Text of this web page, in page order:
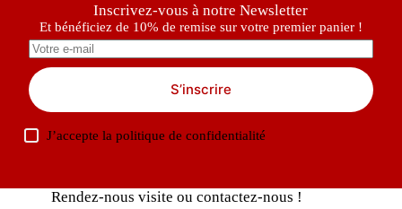
Inscrivez-vous à notre Newsletter
Et bénéficiez de 10% de remise sur votre premier panier !
S’inscrire
J’accepte lapolitique de confidentialité
Rendez-nous visite ou contactez-nous !